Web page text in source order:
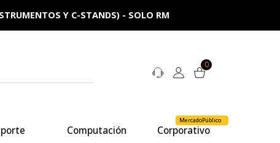
0
Computación Corporativo
MercadoPúblico
Y C-STANDS) - SOLO RM